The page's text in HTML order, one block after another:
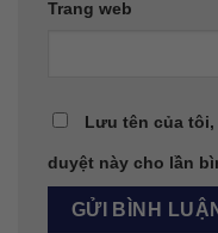
Trang web
Lưu tên của
duyệt này cho lần